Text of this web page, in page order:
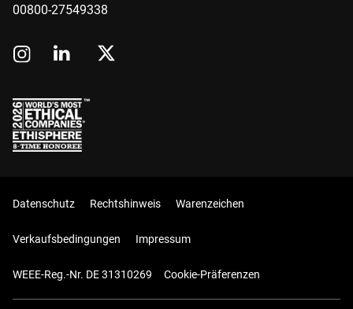
00800-27549338
Datenschutz Rechtshinweis Warenzeichen
Verkaufsbedingungen Impressum
WEEE-Reg.-Nr. DE 31310269 Cookie-Präferenzen